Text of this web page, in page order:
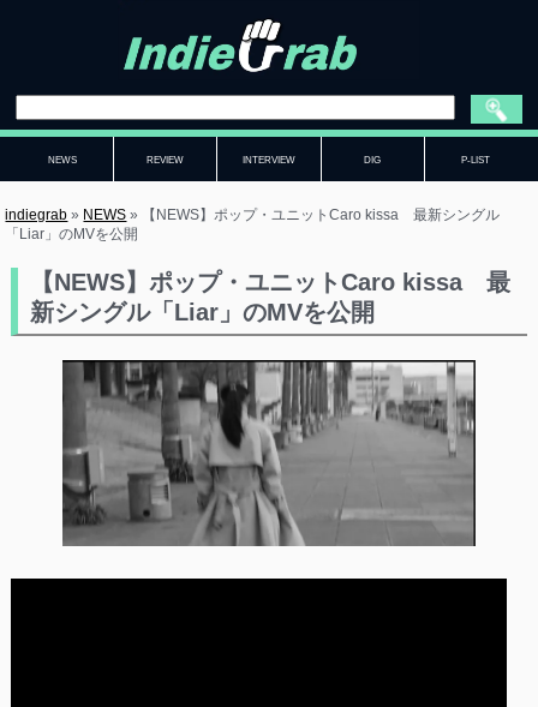
NEWS REVIEW INTERVIEW DIG P-LIST
indiegrab » NEWS »
【NEWS】ポップ・ユニットCaro kissa 最新シングル
「Liar」のMVを公開
【NEWS】ポップ・ユニットCaro kissa 最
新シングル「Liar」のMVを公開